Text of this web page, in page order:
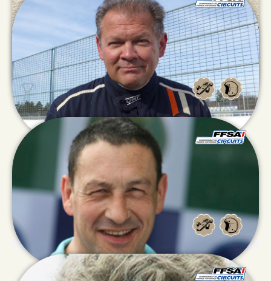
PierreBUFFET
XavierRASCAGNERES